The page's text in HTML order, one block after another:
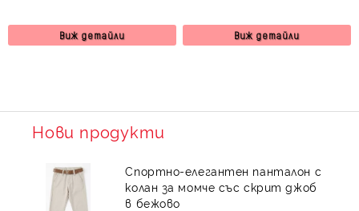
Виж детайли Виж детайли
Нови продукти
Спортно-елегантен панталон с
колан за момче със скрит джоб
в бежово